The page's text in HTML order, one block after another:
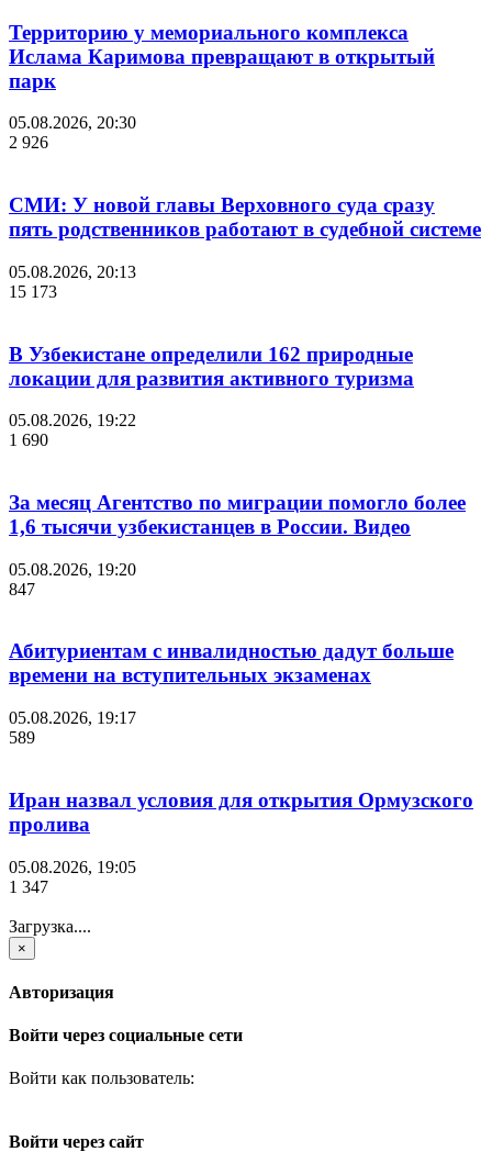
Территорию у мемориального комплекса
Ислама Каримова превращают в открытый
парк
05.08.2026, 20:30
2 926
СМИ: У новой главы Верховного суда сразу
пять родственников работают в судебной системе
05.08.2026, 20:13
15 173
В Узбекистане определили 162 природные
локации для развития активного туризма
05.08.2026, 19:22
1 690
За месяц Агентство по миграции помогло более
1,6 тысячи узбекистанцев в России. Видео
05.08.2026, 19:20
847
Абитуриентам с инвалидностью дадут больше
времени на вступительных экзаменах
05.08.2026, 19:17
589
Иран назвал условия для открытия Ормузского
пролива
05.08.2026, 19:05
1 347
Загрузка....
×
Авторизация
Войти через социальные сети
Войти как пользователь:
Войти через сайт